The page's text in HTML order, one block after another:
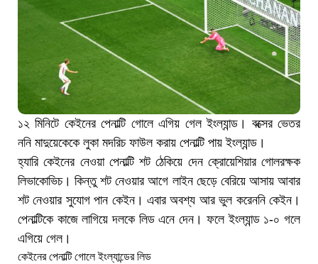
১২ মিনিটে কেইনের পেনাল্টি গোলে এগিয় গেল ইংল্যান্ড। বক্সের ভেতর
ননি মাদুয়েকেকে লুকা মদরিচ ফাউল করায় পেনাল্টি পায় ইংল্যান্ড।
হ্যারি কেইনের নেওয়া পেনাল্টি শট ঠেকিয়ে দেন ক্রোয়েশিয়ার গোলরক্ষক
লিভাকোভিচ। কিন্তু শট নেওয়ার আগে লাইন ছেড়ে বেরিয়ে আসায় আবার
শট নেওয়ার সুযোগ পান কেইন। এবার অবশ্য আর ভুল করেননি কেইন।
পেনাল্টিকে কাজে লাগিয়ে দলকে লিড এনে দেন। ফলে ইংল্যান্ড ১-০ গলে
এগিয়ে গেল।
কেইনের পেনাল্টি গোলে ইংল্যান্ডের লিড